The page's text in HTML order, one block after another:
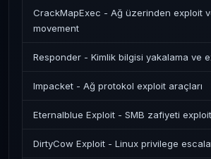
CrackMapExec - Ağ üzerinden exploit
movement
Responder - Kimlik bilgisi yakalama ve
Impacket - Ağ protokol exploit araçları
Eternalblue Exploit - SMB zafiyeti exploit
DirtyCow Exploit - Linux privilege